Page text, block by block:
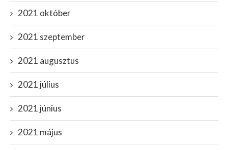
2021 október
2021 szeptember
2021 augusztus
2021 július
2021 június
2021 május